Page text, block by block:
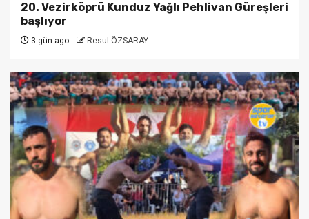
20. Vezirköprü Kunduz Yağlı Pehlivan Güreşleri
başlıyor
3 gün ago Resul ÖZSARAY